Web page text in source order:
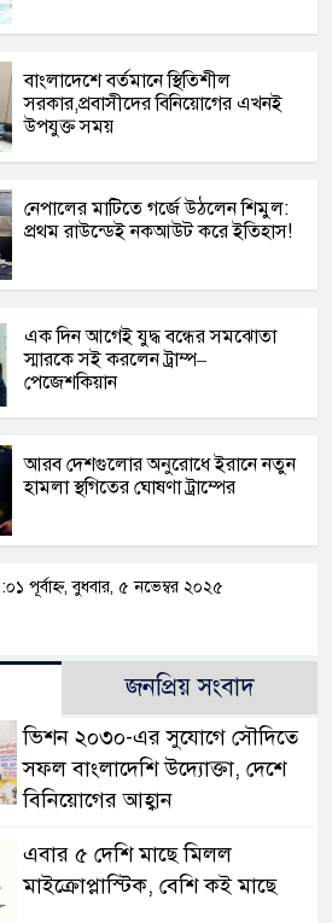
বাংলাদেশে বর্তমানে স্থিতিশীল
সরকার,প্রবাসীদের বিনিয়োগের এখনই
উপযুক্ত সময়
নেপালের মাটিতে গর্জে উঠলেন শিমুল:
প্রথম রাউন্ডেই নকআউট করে ইতিহাস!
এক দিন আগেই যুদ্ধ বন্ধের সমঝোতা
স্মারকে সই করলেন ট্রাম্প–
পেজেশকিয়ান
আরব দেশগুলোর অনুরোধে ইরানে নতুন
হামলা স্থগিতের ঘোষণা ট্রাম্পের
পূর্বাহ্ন, বুধবার, ৫ নভেম্বর ২০২৫
জনপ্রিয় সংবাদ
ভিশন ২০৩০-এর সুযোগে সৌদিতে
সফল বাংলাদেশি উদ্যোক্তা, দেশে
বিনিয়োগের আহ্বান
এবার ৫ দেশি মাছে মিলল
মাইক্রোপ্লাস্টিক, বেশি কই মাছে